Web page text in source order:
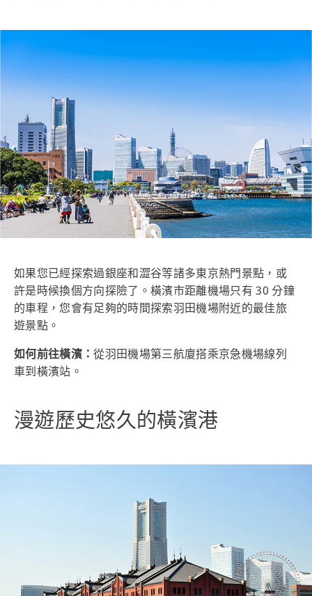
如果您已經探索過銀座和澀谷等諸多東京熱門景點，或
許是時候換個方向探險了。橫濱市距離機場只有 30 分鐘
的車程，您會有足夠的時間探索羽田機場附近的最佳旅
遊景點。
如何前往橫濱：從羽田機場第三航廈搭乘京急機場線列
車到橫濱站。
漫遊歷史悠久的橫濱港